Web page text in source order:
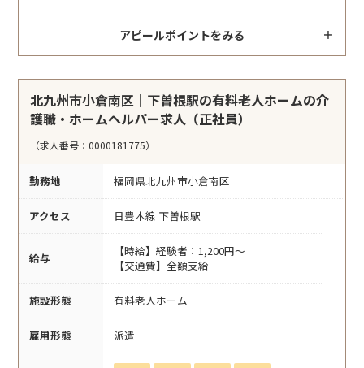
アピールポイントをみる
北九州市小倉南区｜下曽根駅の有料老人ホームの介
護職・ホームヘルパー求人（正社員）
（求人番号：0000181775）
勤務地 福岡県北九州市小倉南区
アクセス 日豊本線 下曽根駅
給与
【時給】経験者：1,200円～
【交通費】全額支給
施設形態 有料老人ホーム
雇用形態 派遣